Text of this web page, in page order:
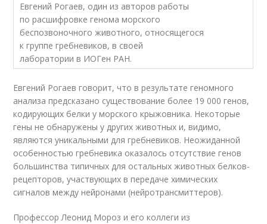
Евгений Рогаев, один из авторов работы
по расшифровке генома морского
беспозвоночного животного, относящегося
к группе гребневиков, в своей
лаборатории в ИОГен РАН.
Евгений Рогаев говорит, что в результате геномного
анализа предсказано существование более 19 000 генов,
кодирующих белки у морского крыжовника. Некоторые
гены не обнаружены у других животных и, видимо,
являются уникальными для гребневиков. Неожиданной
особенностью гребневика оказалось отсутствие генов
большинства типичных для остальных животных белков-
рецепторов, участвующих в передаче химических
сигналов между нейронами (нейротрансмиттеров).
Профессор Леонид Мороз и его коллеги из